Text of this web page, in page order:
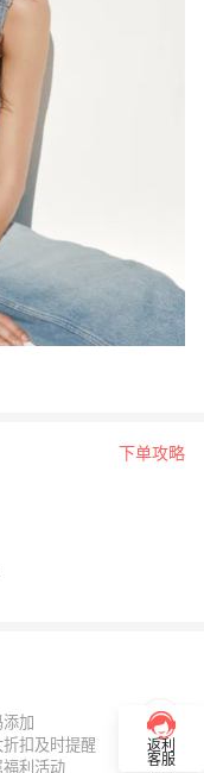
下单攻略
返利
客服